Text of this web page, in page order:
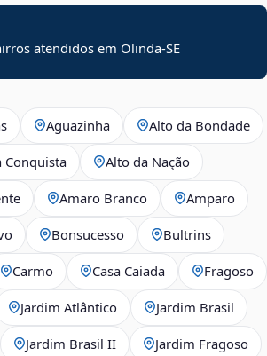
atendidos em Olinda-SE
Aguazinha Alto da Bondade
Conquista Alto da Nação
Amaro Branco Amparo
Bonsucesso Bultrins
Carmo Casa Caiada Fragoso
Jardim Atlântico Jardim Brasil
Jardim Brasil II Jardim Fragoso